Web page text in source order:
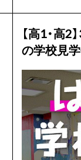
【高1・高
の学校見